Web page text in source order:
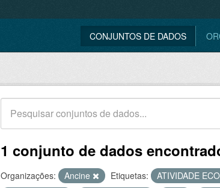
CONJUNTOS DE DADOS
1 conjunto de dados
Organizações: Ancine Etiquetas: ATIVIDADE